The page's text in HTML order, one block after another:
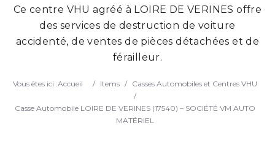
Search
Ce centre VHU agréé à LOIRE DE VERINES offre
des services de destruction de voiture
accidenté, de ventes de pièces détachées et de
férailleur.
Vous êtes ici :Accueil / Items / Casses Automobiles et Centres VHU
/
Casse Automobile LOIRE DE VERINES (17540) – SOCIÉTÉ VM AUTO
MATÉRIEL